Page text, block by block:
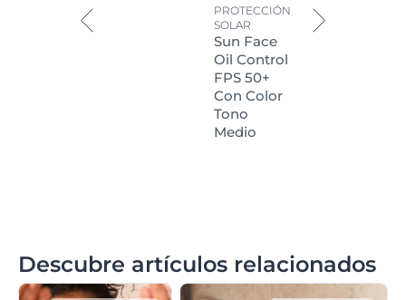
PROTECCIÓN
SOLAR
Sun Face
Oil Control
FPS 50+
Con Color
Tono
Medio
Descubre artículos relacionados